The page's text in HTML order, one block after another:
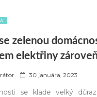
zelenou
elektřiny
P 30 januára, 2023
se klade velký